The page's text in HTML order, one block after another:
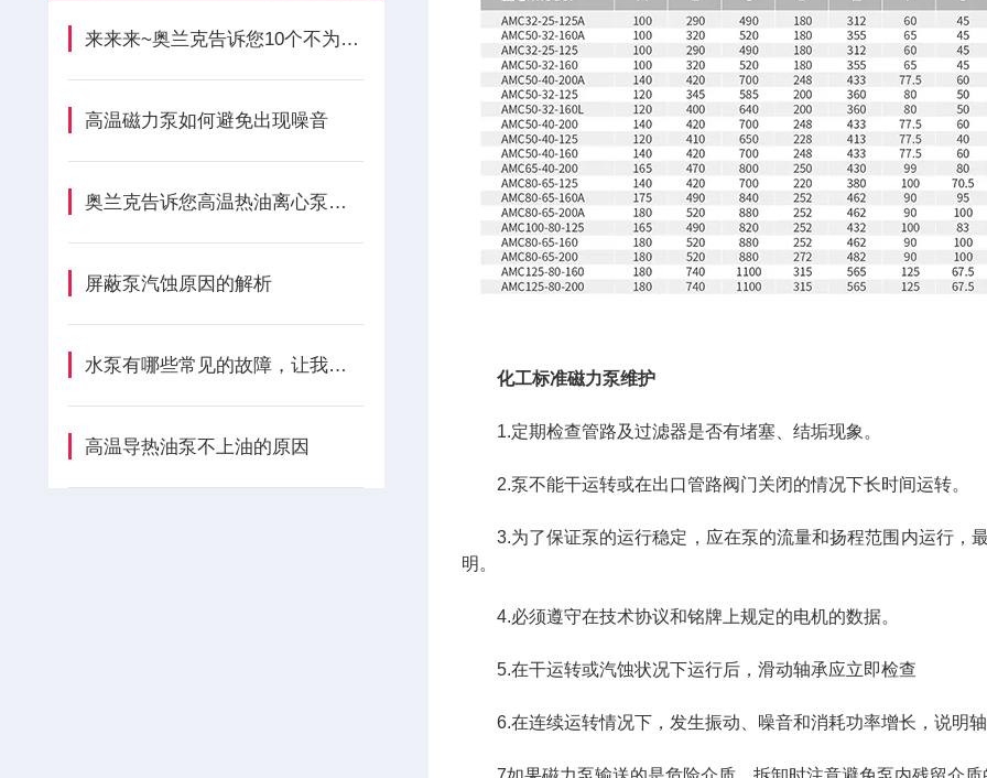
来来来~奥兰克告诉您10个不为人知的磁力泵优缺点
高温磁力泵如何避免出现噪音
奥兰克告诉您高温热油离心泵维修方法
屏蔽泵汽蚀原因的解析
水泵有哪些常见的故障，让我们一起了解吧
高温导热油泵不上油的原因
化工标准磁力泵维护
1.定期检查管路及过滤器是否有堵塞、结垢现象。
2.泵不能干运转或在出口管路阀门关闭的情况下长时间运转。
3.为了保证泵的运行稳定，应在泵的流量和扬程范围内运行，
明。
4.必须遵守在技术协议和铭牌上规定的电机的数据。
5.在干运转或汽蚀状况下运行后，滑动轴承应立即检查
6.在连续运转情况下，发生振动、噪音和消耗功率增长，说明